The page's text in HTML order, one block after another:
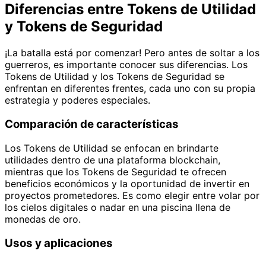
Diferencias entre Tokens de Utilidad
y Tokens de Seguridad
¡La batalla está por comenzar! Pero antes de soltar a los
guerreros, es importante conocer sus diferencias. Los
Tokens de Utilidad y los Tokens de Seguridad se
enfrentan en diferentes frentes, cada uno con su propia
estrategia y poderes especiales.
Comparación de características
Los Tokens de Utilidad se enfocan en brindarte
utilidades dentro de una plataforma blockchain,
mientras que los Tokens de Seguridad te ofrecen
beneficios económicos y la oportunidad de invertir en
proyectos prometedores. Es como elegir entre volar por
los cielos digitales o nadar en una piscina llena de
monedas de oro.
Usos y aplicaciones